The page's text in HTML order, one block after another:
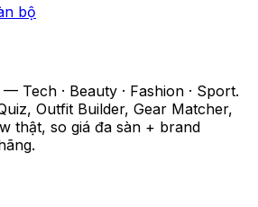
bộ
Tech · Beauty · Fashion · Sport.
Outfit Builder, Gear Matcher,
thật, so giá đa sàn + brand